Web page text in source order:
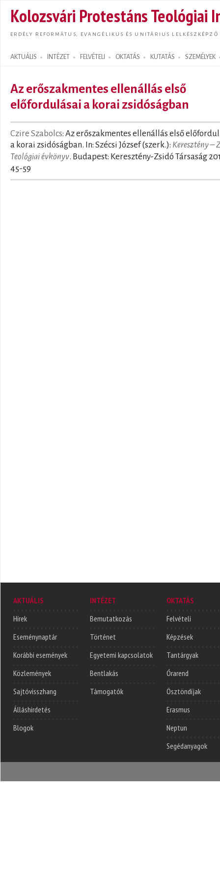
Kolozsvári Protestáns Teológiai
ERDÉLY REFORMÁTUS, EVANGÉLIKUS ÉS UNITÁRIUS LELKÉSZKÉPZŐ
AKTUÁLIS INTÉZET FELVÉTELI OKTATÁS KUTATÁS SZEMÉLYEK
Search form
Az erőszakmentes ellenállás első
előfordulásai a korai zsidóságban
Czire Szabolcs: Az erőszakmentes ellenállás első
a korai zsidóságban. In: Szécsi József (szerk.): Keresztény –
Teológiai évkönyv. Budapest: Keresztény-Zsidó Társaság
45-59
AKTUÁLIS
Hírek
Eseménynaptár
Korábbi események
Közlemények
Sajtóvisszhang
Álláshirdetés
Blogok
INTÉZET
Bemutatkozás
Történet
Egyetemi kapcsolatok
Bentlakás
Támogatók
OKTATÁS
Felvételi
Képzések
Tantárgyak
Órarend
Ösztöndíjak
Erasmus
Neptun
Segédanyagok